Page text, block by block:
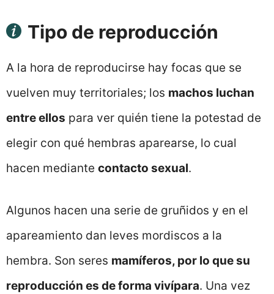
Tipo de reproducción
A la hora de reproducirse hay focas que se
vuelven muy territoriales; los machos luchan
entre ellos para ver quién tiene la potestad de
elegir con qué hembras aparearse, lo cual
hacen mediante contacto sexual.
Algunos hacen una serie de gruñidos y en el
apareamiento dan leves mordiscos a la
hembra. Son seres mamíferos, por lo que su
reproducción es de forma vivípara. Una vez